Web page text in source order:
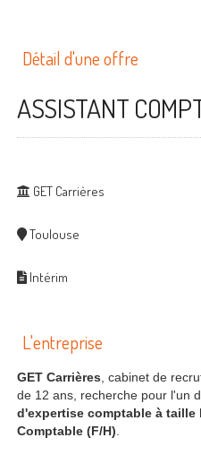
Détail d'une offre
ASSISTANT
GET Carrières
Toulouse
Intérim
L'entreprise
GET Carrières, cabinet de
de 12 ans, recherche pour l'un
d'expertise comptable à taille
Comptable (F/H).